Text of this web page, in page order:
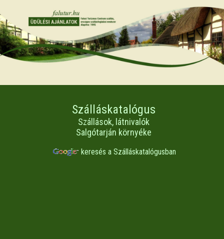
Szálláskatalógus
Szállások, látnivalók
Salgótarján környéke
keresés a Szálláskatalógusban